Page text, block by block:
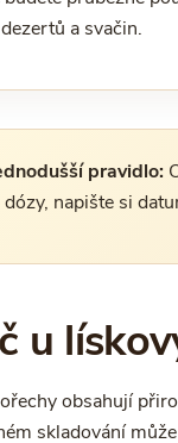
a svačin.
pravidlo:
dózy, napište si
u
obsahují
skladování